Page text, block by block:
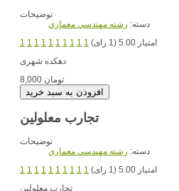
توضیحات
دسته: رشته مهندسي معماري
1 1 1 1 1 1 1 1 1 1
امتیاز 5.00 (1 رای)
8,000 تومان
تجارب معلولین
توضیحات
دسته: رشته مهندسي معماري
1 1 1 1 1 1 1 1 1 1
امتیاز 5.00 (1 رای)